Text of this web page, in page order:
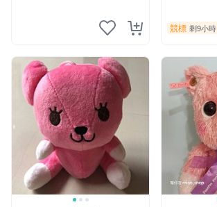
競標 剩9小時